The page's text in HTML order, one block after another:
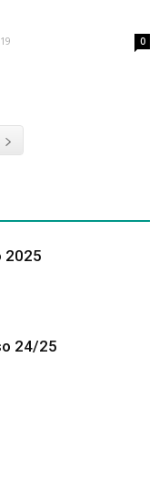
0
2025
24/25